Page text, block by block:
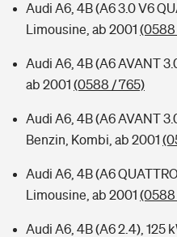
Audi A6, 4B (A6 3.0 V6
Limousine, ab 2001 (0588
Audi A6, 4B (A6 AVANT
ab 2001 (0588 / 765)
Audi A6, 4B (A6 AVANT
Benzin, Kombi, ab 2001
Audi A6, 4B (A6
Limousine, ab 2001 (0588
Audi A6, 4B (A6 2.4), 125